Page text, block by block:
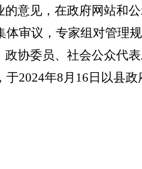
意见，在政府网站和
体审议，专家组对管理
协委员、社会公众代
于2024年8 月 16 日 以县政